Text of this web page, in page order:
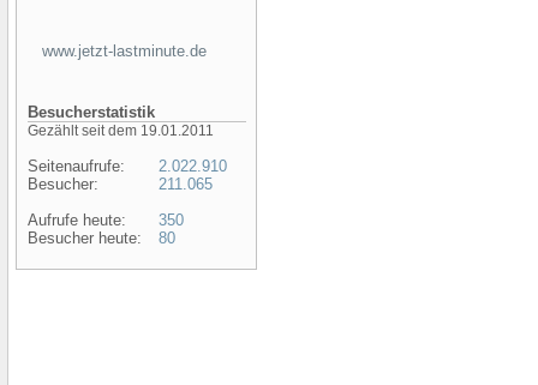
www.jetzt-lastminute.de
Besucherstatistik
Gezählt seit dem 19.01.2011
Seitenaufrufe:
Besucher:
Aufrufe heute:
Besucher heute:
2.022.910
211.065
350
80